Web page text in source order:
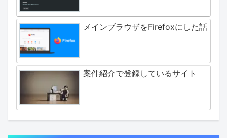
メインブラウザをFirefoxにした話
案件紹介で登録しているサイト